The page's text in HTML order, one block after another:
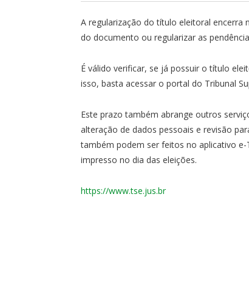
A regularização do título eleitoral encerra
do documento ou regularizar as
É válido verificar, se já possuir o título
isso, basta acessar o portal do Tribunal
Este prazo também abrange outros
alteração de dados pessoais e revisão
também podem ser feitos no aplicativo
impresso no dia das eleições.
https://www.tse.jus.br